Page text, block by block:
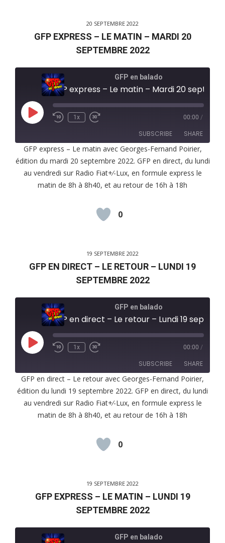
20 SEPTEMBRE 2022
GFP EXPRESS – LE MATIN – MARDI 20
SEPTEMBRE 2022
GFP en balado
Play
Episode
1x 00:00 /
SUBSCRIBE SHARE
RSS FEED
SHARE
LINK
GFP express – Le matin avec Georges-Fernand Poirier,
édition du mardi 20 septembre 2022. GFP en direct, du lundi
au vendredi sur Radio Fiat+⁄-Lux, en formule express le
matin de 8h à 8h40, et au retour de 16h à 18h
0
19 SEPTEMBRE 2022
GFP EN DIRECT – LE RETOUR – LUNDI 19
SEPTEMBRE 2022
GFP en balado
Play
Episode
1x 00:00 /
SUBSCRIBE SHARE
RSS FEED
SHARE
LINK
GFP en direct – Le retour avec Georges-Fernand Poirier,
édition du lundi 19 septembre 2022. GFP en direct, du lundi
au vendredi sur Radio Fiat+⁄-Lux, en formule express le
matin de 8h à 8h40, et au retour de 16h à 18h
0
19 SEPTEMBRE 2022
GFP EXPRESS – LE MATIN – LUNDI 19
SEPTEMBRE 2022
GFP en balado